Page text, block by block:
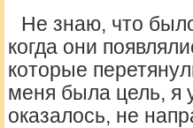
Не знаю, что
когда они
которые
меня была цель, я
оказалось, не